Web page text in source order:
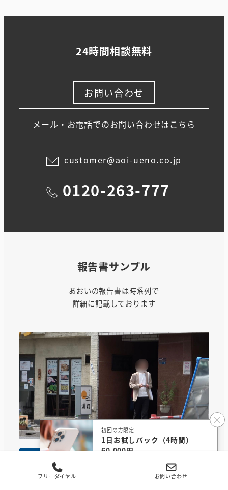
24時間相談無料
お問い合わせ
メール・お電話でのお問い合わせはこちら
customer@aoi-ueno.co.jp
0120-263-777
報告書サンプル
あおいの報告書は時系列で
詳細に記載しております
対象者が自宅から外出する
1日お試しパック（4時間）
60,000円
初回の方限定
無料相談する
フリーダイヤル お問い合わせ